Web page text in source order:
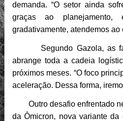
demanda. “O setor ainda
graças ao planejamento,
gradativamente, atendemos
Segundo Gazola, as
abrange toda a cadeia
próximos meses. “O foco
aceleração. Dessa forma,
Outro desafio enfrentado
da Ômicron, nova variante da